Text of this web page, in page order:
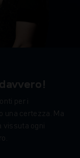
per i
una certezza. Ma
vissuta ogni